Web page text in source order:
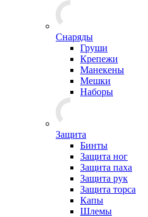
Снаряды
Груши
Крепежи
Манекены
Мешки
Наборы
Защита
Бинты
Защита ног
Защита паха
Защита рук
Защита торса
Капы
Шлемы